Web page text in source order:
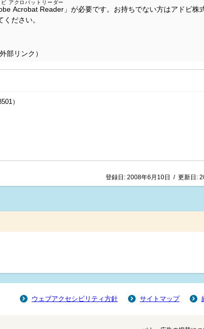
Acrobat Reader
ビ アクロバットリーダー
」が必要です。お持ちでない方はアドビ株
ださい。
外部リンク）
）
登録日: 2008年6月10日 / 更新日:
ウェブアクセシビリティ方針 サイトマップ